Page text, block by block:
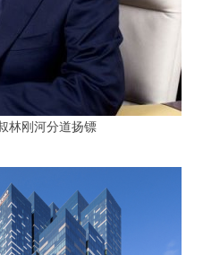
林刚河分道扬镖